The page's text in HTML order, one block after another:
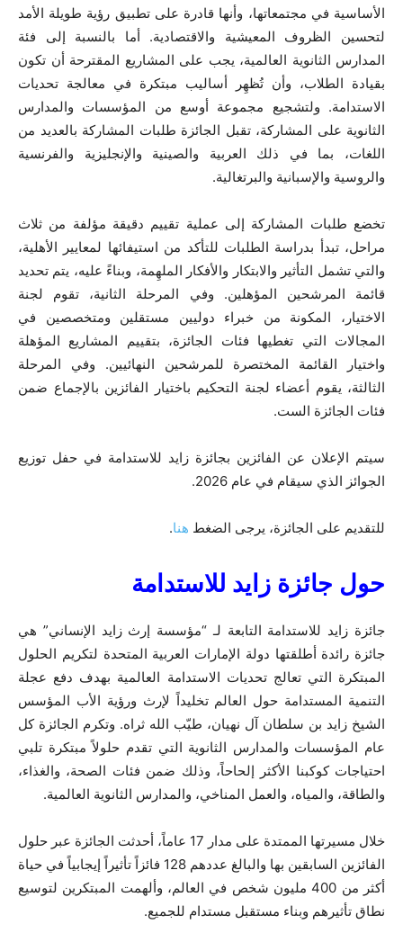
الأساسية في مجتمعاتها، وأنها قادرة على تطبيق رؤية طويلة الأمد
لتحسين الظروف المعيشية والاقتصادية. أما بالنسبة إلى فئة
المدارس الثانوية العالمية، يجب على المشاريع المقترحة أن تكون
بقيادة الطلاب، وأن تُظهِر أساليب مبتكرة في معالجة تحديات
الاستدامة. ولتشجيع مجموعة أوسع من المؤسسات والمدارس
الثانوية على المشاركة، تقبل الجائزة طلبات المشاركة بالعديد من
اللغات، بما في ذلك العربية والصينية والإنجليزية والفرنسية
والروسية والإسبانية والبرتغالية.
تخضع طلبات المشاركة إلى عملية تقييم دقيقة مؤلفة من ثلاث
مراحل، تبدأ بدراسة الطلبات للتأكد من استيفائها لمعايير الأهلية،
والتي تشمل التأثير والابتكار والأفكار الملهِمة، وبناءً عليه، يتم تحديد
قائمة المرشحين المؤهلين. وفي المرحلة الثانية، تقوم لجنة
الاختيار، المكونة من خبراء دوليين مستقلين ومتخصصين في
المجالات التي تغطيها فئات الجائزة، بتقييم المشاريع المؤهلة
واختيار القائمة المختصرة للمرشحين النهائيين. وفي المرحلة
الثالثة، يقوم أعضاء لجنة التحكيم باختيار الفائزين بالإجماع ضمن
فئات الجائزة الست.
سيتم الإعلان عن الفائزين بجائزة زايد للاستدامة في حفل توزيع
الجوائز الذي سيقام في عام 2026.
للتقديم على الجائزة، يرجى الضغط هنا.
حول جائزة زايد للاستدامة
جائزة زايد للاستدامة التابعة لـ “مؤسسة إرث زايد الإنساني” هي
جائزة رائدة أطلقتها دولة الإمارات العربية المتحدة لتكريم الحلول
المبتكرة التي تعالج تحديات الاستدامة العالمية بهدف دفع عجلة
التنمية المستدامة حول العالم تخليداً لإرث ورؤية الأب المؤسس
الشيخ زايد بن سلطان آل نهيان، طيّب الله ثراه. وتكرم الجائزة كل
عام المؤسسات والمدارس الثانوية التي تقدم حلولاً مبتكرة تلبي
احتياجات كوكبنا الأكثر إلحاحاً، وذلك ضمن فئات الصحة، والغذاء،
والطاقة، والمياه، والعمل المناخي، والمدارس الثانوية العالمية.
خلال مسيرتها الممتدة على مدار 17 عاماً، أحدثت الجائزة عبر حلول
الفائزين السابقين بها والبالغ عددهم 128 فائزاً تأثيراً إيجابياً في حياة
أكثر من 400 مليون شخص في العالم، وألهمت المبتكرين لتوسيع
نطاق تأثيرهم وبناء مستقبل مستدام للجميع.